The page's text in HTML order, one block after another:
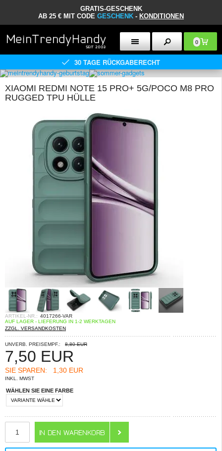
GRATIS-GESCHENK
AB 25 € MIT CODE GESCHENK - KONDITIONEN
0
30 TAGE RÜCKGABERECHT
XIAOMI REDMI NOTE 15 PRO+ 5G/POCO M8 PRO
RUGGED TPU HÜLLE
ARTIKEL-NR.: 4017266-VAR
AUF LAGER - LIEFERUNG IN 1-2 WERKTAGEN
ZZGL. VERSANDKOSTEN
UNVERB. PREISEMPF.: 8,80 EUR
7,50 EUR
SIE SPAREN: 1,30 EUR
INKL. MWST
WÄHLEN SIE EINE FARBE